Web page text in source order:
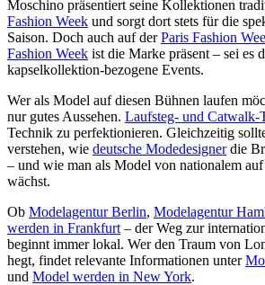
Moschino präsentiert seine Kollektionen
Fashion Week und sorgt dort stets für die
Saison. Doch auch auf derParis Fashion
Fashion Week ist die Marke präsent – sei es
kapselkollektion-bezogene Events.
Wer als Model auf diesen Bühnen laufen
nur gutes Aussehen. Laufsteg- und Catwalk-
Technik zu perfektionieren. Gleichzeitig
verstehen, wie deutsche Modedesignerdie
– und wie man als Model von nationalem
wächst.
Ob Modelagentur Berlin, Modelagentur
werden in Frankfurt – der Weg zur
beginnt immer lokal. Wer den Traum von
hegt, findet relevante Informationen unter
und Model werden in New York.